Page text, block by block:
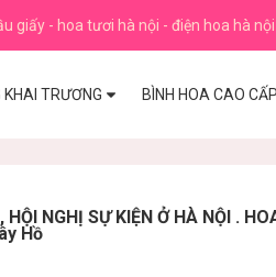
giấy - hoa tươi hà nội - điện hoa hà nội
KHAI TRƯƠNG BÌNH HOA CAO CẤP
NGHỊ SỰ KIỆN Ở HÀ NỘI .
Hồ